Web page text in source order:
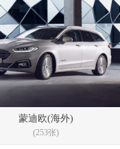
蒙迪欧(海外)
(253张)